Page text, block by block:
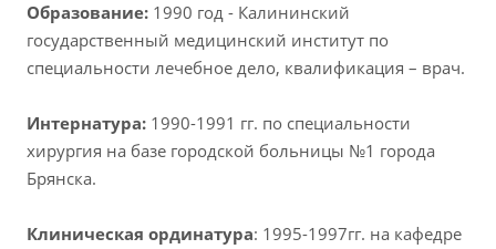
Образование: 1990 год - Калининский
государственный медицинский институт по
специальности лечебное дело, квалификация – врач.
Интернатура: 1990-1991 гг. по специальности
хирургия на базе городской больницы №1 города
Брянска.
Клиническая ординатура: 1995-1997гг. на кафедре